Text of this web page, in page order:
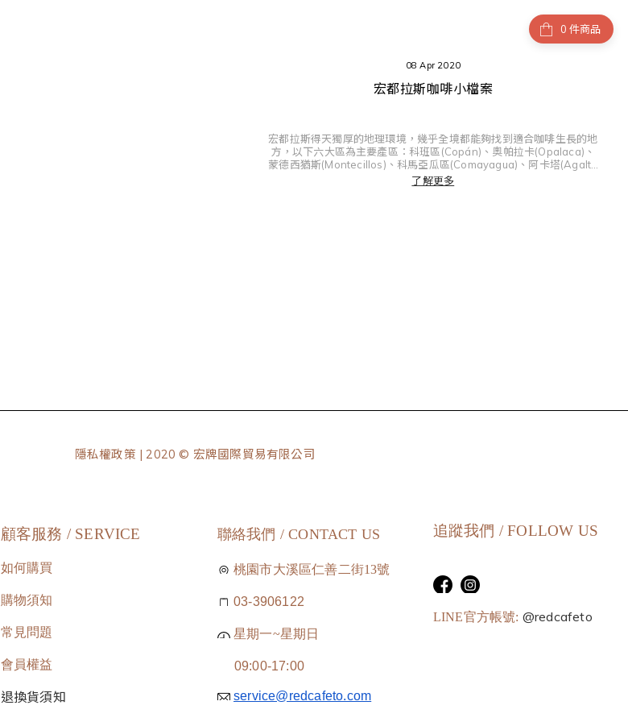
件商品
08 Apr 2020
宏都拉斯咖啡小檔案
宏都拉斯得天獨厚的地理環境，幾乎全境都能夠找到適合咖啡生長的地
方，以下六大區為主要產區：科班區(Copán)、奧帕拉卡(Opalaca)、
蒙德西猶斯(Montecillos)、科馬亞瓜區(Comayagua)、阿卡塔(Agalta
Tropical)、帕拉索(El Paraíso)。
了解更多
隱私權政策 | 2020 © 宏牌國際貿易有限公司
顧客服務 / SERVICE
如何購買
購物須知
常見問題
會員權益
退換貨須知
聯絡我們 / CONTACT US
桃園市大溪區仁善二街13號
03-3906122
星期一~星期日
09:00-17:00
service@redcafeto.com
追蹤我們 / FOLLOW US
LINE官方帳號: @redcafeto